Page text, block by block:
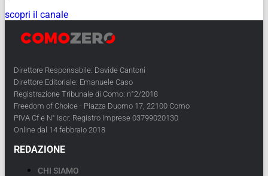
scopri il canale
Direttore Responsabile: Davide Cantoni
Direttore Editoriale: Emanuele Caso
Registrazione Tribunale di Como: n°2/2018
Freedom of Choice - Piazza Duomo 17, 22100 Como
PIVA Cf e N° Iscr. Registro Imprese 03799020130
Online dal 14 febbraio 2018
REDAZIONE
CHI SIAMO